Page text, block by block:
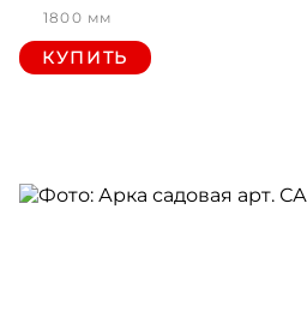
1800 мм
КУПИТЬ